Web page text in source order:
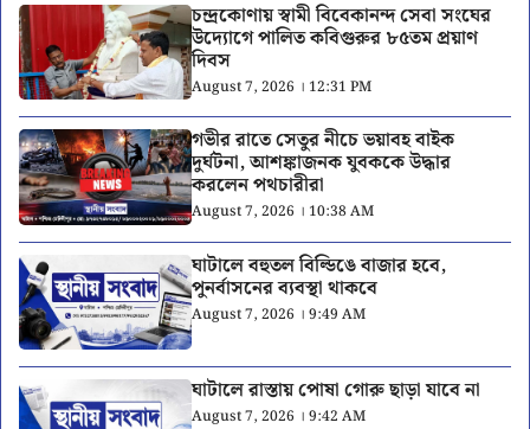
চন্দ্রকোণায় স্বামী বিবেকানন্দ সেবা সংঘের
উদ্যোগে পালিত কবিগুরুর ৮৫তম প্রয়াণ
দিবস
August 7, 2026 । 12:31 PM
গভীর রাতে সেতুর নীচে ভয়াবহ বাইক
দুর্ঘটনা, আশঙ্কাজনক যুবককে উদ্ধার
করলেন পথচারীরা
August 7, 2026 । 10:38 AM
ঘাটালে বহুতল বিল্ডিঙে বাজার হবে,
পুনর্বাসনের ব্যবস্থা থাকবে
August 7, 2026 । 9:49 AM
ঘাটালে রাস্তায় পোষা গোরু ছাড়া যাবে না
August 7, 2026 । 9:42 AM